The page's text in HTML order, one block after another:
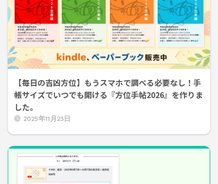
【毎日の吉凶方位】もうスマホで調べる必要なし！手
帳サイズでいつでも開ける『方位手帖2026』を作りま
した。
2025年11月23日